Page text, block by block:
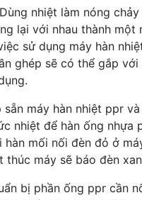
Dùng nhiệt làm nóng
lại với nhau thành một
sử dụng máy hàn
ghép sẽ có thể gắp với
sẵn máy hàn nhiệt ppr
nhiệt để hàn ống nhựa
hàn mối nối đèn đỏ ở
thúc máy sẽ báo đèn
bị phần ống ppr cần